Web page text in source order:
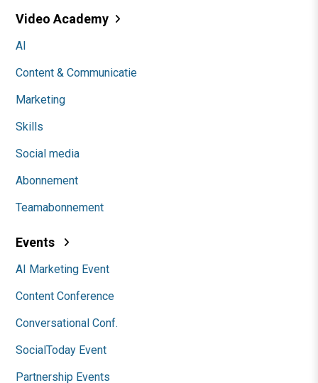
Video Academy
AI
Content & Communicatie
Marketing
Skills
Social media
Abonnement
Teamabonnement
Events
AI Marketing Event
Content Conference
Conversational Conf.
SocialToday Event
Partnership Events